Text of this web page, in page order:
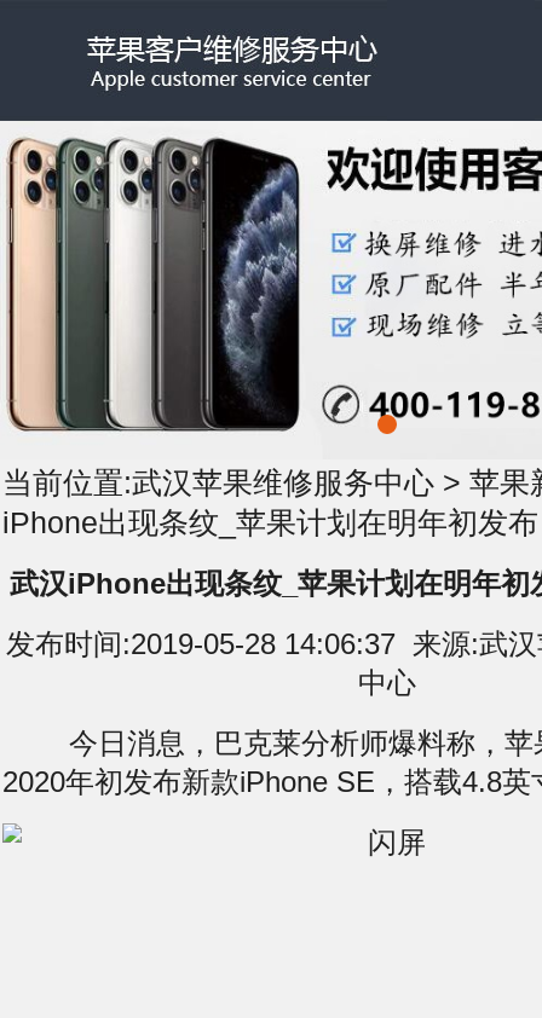
当前位置:武汉苹果维修服务中心 > 苹果
iPhone出现条纹_苹果计划在明年初发
武汉iPhone出现条纹_苹果计划在明年
发布时间:2019-05-28 14:06:37 来源:武
中心
今日消息，巴克莱分析师爆料称，苹
2020年初发布新款iPhone SE，搭载4.8英